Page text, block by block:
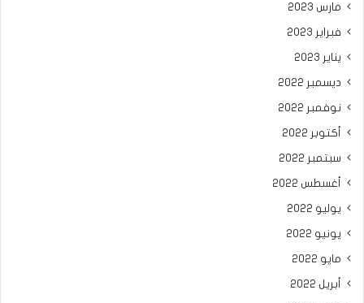
مارس 2023
فبراير 2023
يناير 2023
ديسمبر 2022
نوفمبر 2022
أكتوبر 2022
سبتمبر 2022
أغسطس 2022
يوليو 2022
يونيو 2022
مايو 2022
أبريل 2022